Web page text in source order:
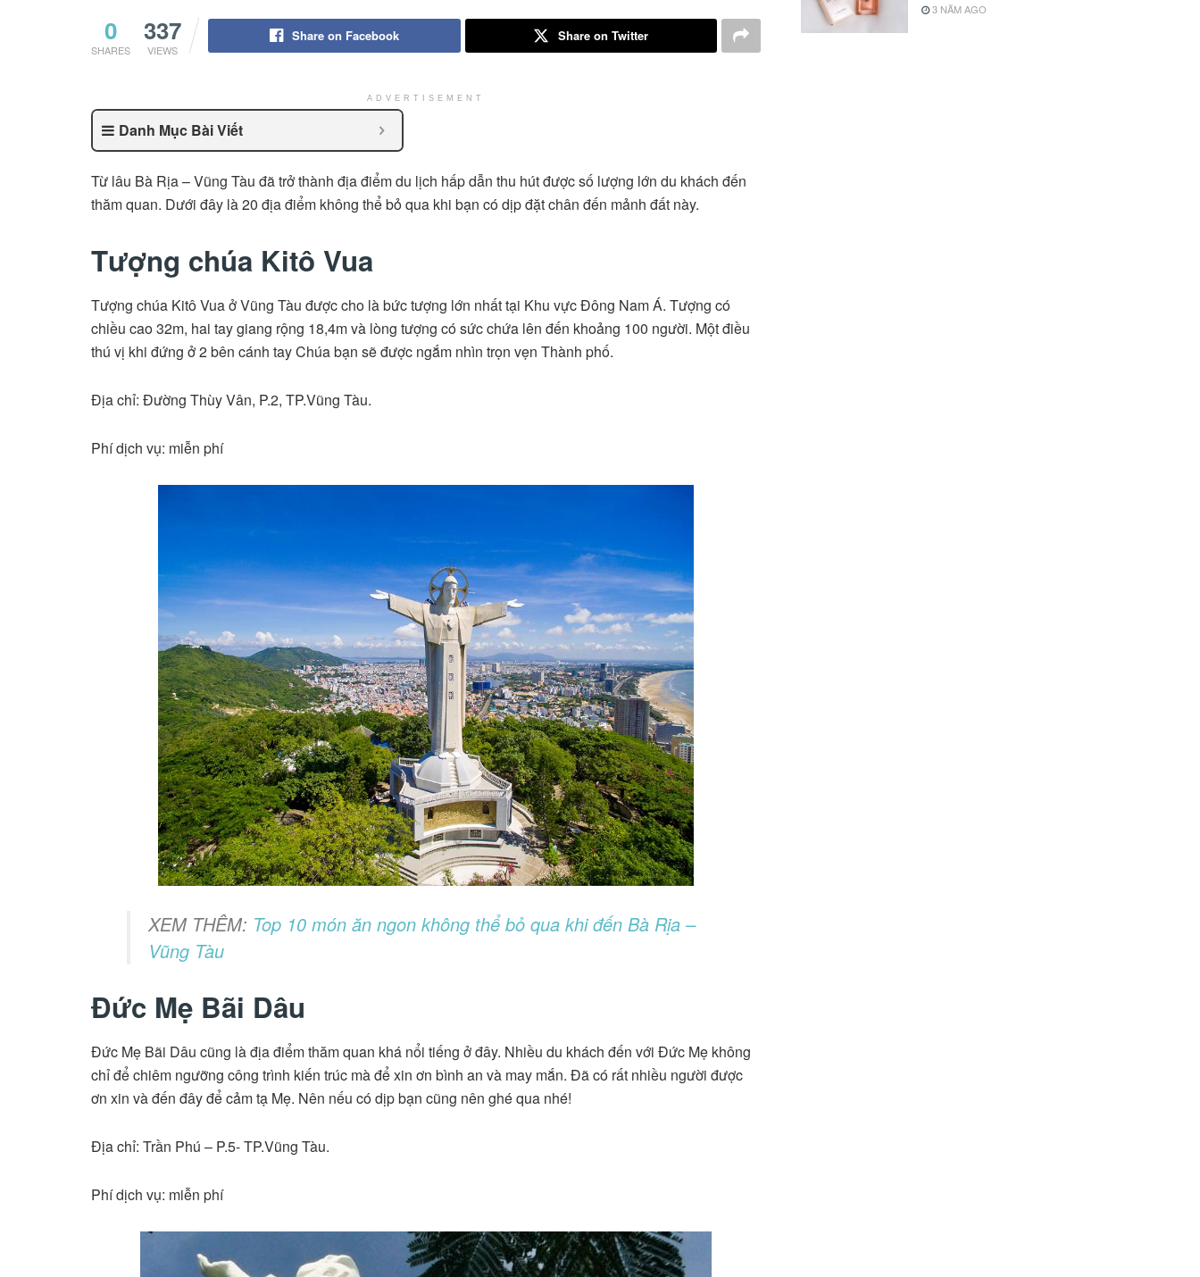
0
SHARES
337
VIEWS
Share on Facebook Share on Twitter
ADVERTISEMENT
Danh Mục Bài Viết
Từ lâu Bà Rịa – Vũng Tàu đã trở thành địa điểm du lịch hấp dẫn thu hút được số lượng lớn du khách đến
thăm quan. Dưới đây là 20 địa điểm không thể bỏ qua khi bạn có dịp đặt chân đến mảnh đất này.
Tượng chúa Kitô Vua
Tượng chúa Kitô Vua ở Vũng Tàu được cho là bức tượng lớn nhất tại Khu vực Đông Nam Á. Tượng có
chiều cao 32m, hai tay giang rộng 18,4m và lòng tượng có sức chứa lên đến khoảng 100 người. Một điều
thú vị khi đứng ở 2 bên cánh tay Chúa bạn sẽ được ngắm nhìn trọn vẹn Thành phố.
Địa chỉ: Đường Thùy Vân, P.2, TP.Vũng Tàu.
Phí dịch vụ: miễn phí
XEM THÊM: Top 10 món ăn ngon không thể bỏ qua khi đến Bà Rịa –
Vũng Tàu
Đức Mẹ Bãi Dâu
Đức Mẹ Bãi Dâu cũng là địa điểm thăm quan khá nổi tiếng ở đây. Nhiều du khách đến với Đức Mẹ không
chỉ để chiêm ngưỡng công trình kiến trúc mà để xin ơn bình an và may mắn. Đã có rất nhiều người được
ơn xin và đến đây để cảm tạ Mẹ. Nên nếu có dịp bạn cũng nên ghé qua nhé!
Địa chỉ: Trần Phú – P.5- TP.Vũng Tàu.
Phí dịch vụ: miễn phí
3 NĂM AGO